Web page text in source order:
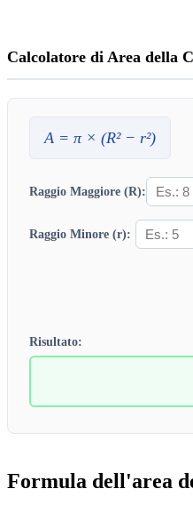
Calcolatore di Area della
A = π × (R² − r²)
Raggio Maggiore (R):
Raggio Minore (r):
Risultato:
Formula dell'area